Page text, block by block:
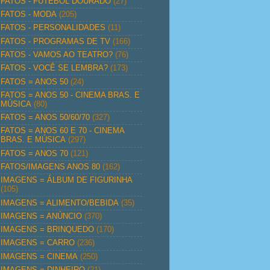
FATOS - MODA (205)
FATOS - PERSONALIDADES (11)
FATOS - PROGRAMAS DE TV (166)
FATOS - VAMOS AO TEATRO? (76)
FATOS - VOCÊ SE LEMBRA? (173)
FATOS = ANOS 50 (24)
FATOS = ANOS 50 - CINEMA BRAS. E
MÚSICA (80)
FATOS = ANOS 50/60/70 (327)
FATOS = ANOS 60 E 70 - CINEMA
BRAS. E MÚSICA (297)
FATOS = ANOS 70 (121)
FATOS/IMAGENS ANOS 80 (162)
IMAGENS = ÁLBUM DE FIGURINHA
(105)
IMAGENS = ALIMENTO/BEBIDA (35)
IMAGENS = ANÚNCIO (370)
IMAGENS = BRINQUEDO (170)
IMAGENS = CARRO (236)
IMAGENS = CINEMA (250)